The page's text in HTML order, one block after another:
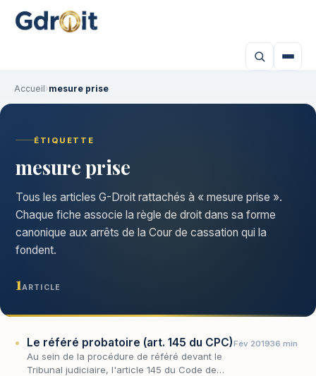
Accueil›mesure prise
ÉTIQUETTE
mesure prise
Tous les articles G-Droit rattachés à « mesure prise ».
Chaque fiche associe la règle de droit dans sa forme
canonique aux arrêts de la Cour de cassation qui la
fondent.
1 ARTICLE
Le référé probatoire (art. 145 du CPC)
Au sein de la procédure de référé devant le
Tribunal judiciaire, l'article 145 du Code de
Fév 201936 min